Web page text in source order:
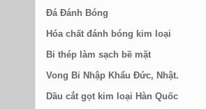
Đá Đánh Bóng
Hóa chất đánh bóng kim loại
Bi thép làm sạch bề mặt
Vong Bi Nhập Khẩu Đức, Nhật.
Dầu cắt gọt kim loại Hàn Quốc